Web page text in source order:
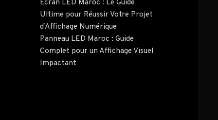
Écran LED Maroc : Le Guide
Ultime pour Réussir Votre Projet
d’Affichage Numérique
Panneau LED Maroc : Guide
Complet pour un Affichage Visuel
Impactant